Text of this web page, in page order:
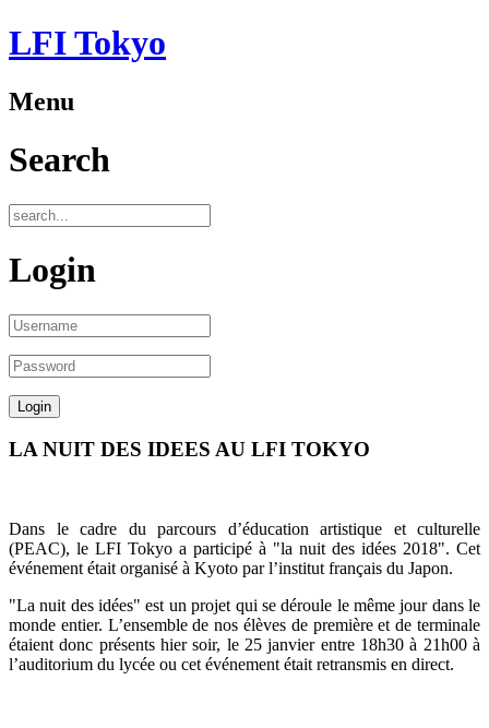
LFI Tokyo
Menu
Search
Login
LA NUIT DES IDEES AU LFI TOKYO
Dans le cadre du parcours d’éducation artistique et culturelle
(PEAC), le LFI Tokyo a participé à "la nuit des idées 2018". Cet
événement était organisé à Kyoto par l’institut français du Japon.
"La nuit des idées" est un projet qui se déroule le même jour dans le
monde entier. L’ensemble de nos élèves de première et de terminale
étaient donc présents hier soir, le 25 janvier entre 18h30 à 21h00 à
l’auditorium du lycée ou cet événement était retransmis en direct.